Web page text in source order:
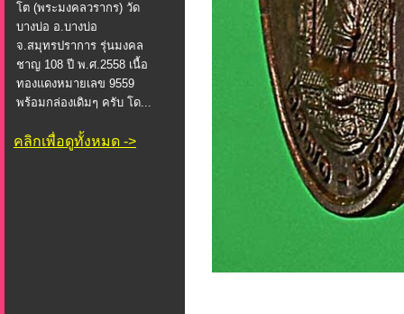
โต (พระมงคลวรากร) วัด
บางบ่อ อ.บางบ่อ
จ.สมุทรปราการ รุ่นมงคล
ชาญ 108 ปี พ.ศ.2558 เนื้อ
ทองแดงหมายเลข 9559
พร้อมกล่องเดิมๆ ครับ โด...
คลิกเพื่อดูทั้งหมด ->